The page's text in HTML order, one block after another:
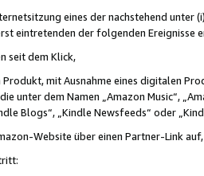
eines der nachstehend unter
eintretenden der folgenden Ereignisse
seit dem Klick,
mit Ausnahme eines digitalen
unter dem Namen „Amazon Music“,
Blogs“, „Kindle Newsfeeds“ oder
Website über einen Partner-Link